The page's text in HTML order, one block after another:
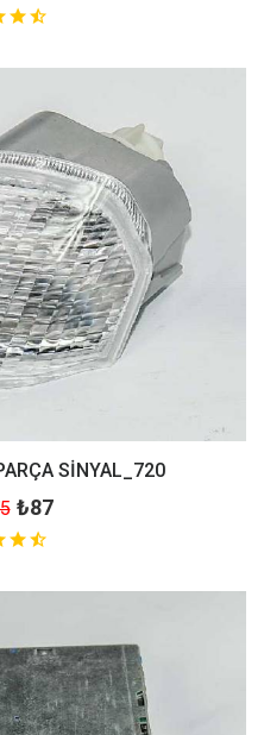
SİNYAL_720
₺87